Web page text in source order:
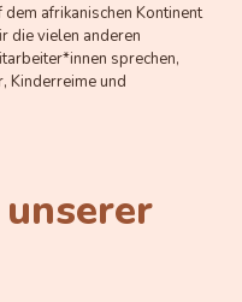
afrikanischen Kontinent
die vielen anderen
sprechen,
Kinderreime und